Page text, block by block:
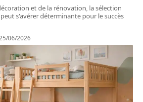
et de la rénovation, la sélection
s'avérer déterminante pour le succès
06/2026